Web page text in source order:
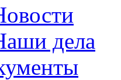
дела